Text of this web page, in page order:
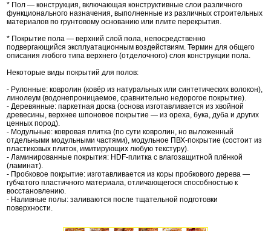
* Пол — конструкция, включающая конструктивные слои различного
функционального назначения, выполненные из различных строительных
материалов по грунтовому основанию или плите перекрытия.
* Покрытие пола — верхний слой пола, непосредственно
подвергающийся эксплуатационным воздействиям. Термин для общего
описания любого типа верхнего (отделочного) слоя конструкции пола.
Некоторые виды покрытий для полов:
- Рулонные: ковролин (ковёр из натуральных или синтетических волокон),
линолеум (водонепроницаемое, сравнительно недорогое покрытие).
- Деревянные: паркетная доска (основа изготавливается из хвойной
древесины, верхнее шпоновое покрытие — из ореха, бука, дуба и других
ценных пород).
- Модульные: ковровая плитка (по сути ковролин, но выложенный
отдельными модульными частями), модульное ПВХ-покрытие (состоит из
пластиковых плиток, имитирующих любую текстуру).
- Ламинированные покрытия: HDF-плитка с влагозащитной плёнкой
(ламинат).
- Пробковое покрытие: изготавливается из коры пробкового дерева —
губчатого пластичного материала, отличающегося способностью к
восстановлению.
- Наливные полы: заливаются после тщательной подготовки
поверхности.